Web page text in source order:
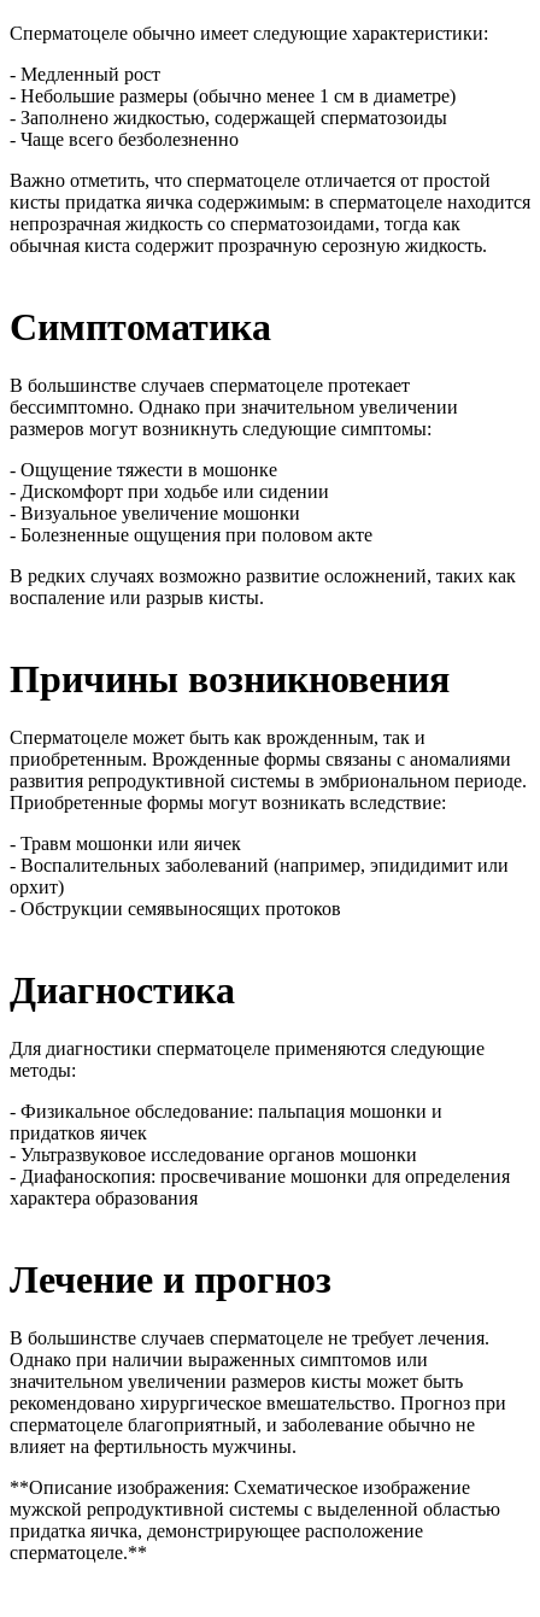
Сперматоцеле обычно имеет следующие характеристики:
- Медленный рост
- Небольшие размеры (обычно менее 1 см в диаметре)
- Заполнено жидкостью, содержащей сперматозоиды
- Чаще всего безболезненно
Важно отметить, что сперматоцеле отличается от простой
кисты придатка яичка содержимым: в сперматоцеле находится
непрозрачная жидкость со сперматозоидами, тогда как
обычная киста содержит прозрачную серозную жидкость.
Симптоматика
В большинстве случаев сперматоцеле протекает
бессимптомно. Однако при значительном увеличении
размеров могут возникнуть следующие симптомы:
- Ощущение тяжести в мошонке
- Дискомфорт при ходьбе или сидении
- Визуальное увеличение мошонки
- Болезненные ощущения при половом акте
В редких случаях возможно развитие осложнений, таких как
воспаление или разрыв кисты.
Причины возникновения
Сперматоцеле может быть как врожденным, так и
приобретенным. Врожденные формы связаны с аномалиями
развития репродуктивной системы в эмбриональном периоде.
Приобретенные формы могут возникать вследствие:
- Травм мошонки или яичек
- Воспалительных заболеваний (например, эпидидимит или
орхит)
- Обструкции семявыносящих протоков
Диагностика
Для диагностики сперматоцеле применяются следующие
методы:
- Физикальное обследование: пальпация мошонки и
придатков яичек
- Ультразвуковое исследование органов мошонки
- Диафаноскопия: просвечивание мошонки для определения
характера образования
Лечение и прогноз
В большинстве случаев сперматоцеле не требует лечения.
Однако при наличии выраженных симптомов или
значительном увеличении размеров кисты может быть
рекомендовано хирургическое вмешательство. Прогноз при
сперматоцеле благоприятный, и заболевание обычно не
влияет на фертильность мужчины.
**Описание изображения: Схематическое изображение
мужской репродуктивной системы с выделенной областью
придатка яичка, демонстрирующее расположение
сперматоцеле.**